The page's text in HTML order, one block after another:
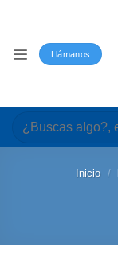
Llámanos
Buscar
por:
Inicio /